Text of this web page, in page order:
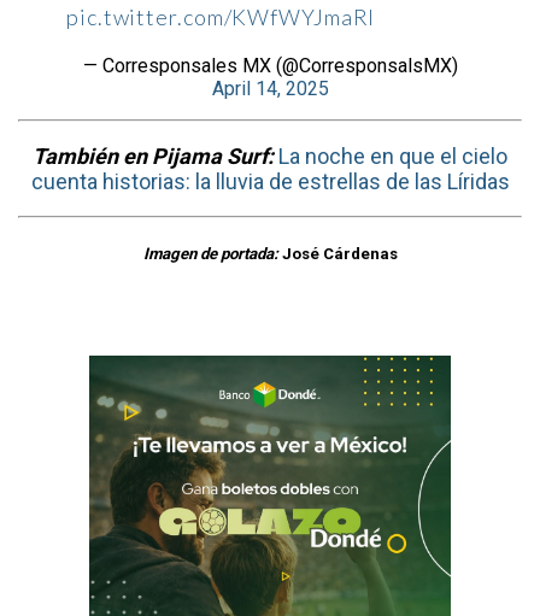
pic.twitter.com/KWfWYJmaRI
— Corresponsales MX (@CorresponsalsMX)
April 14, 2025
También en Pijama Surf: La noche en que el cielo
cuenta historias: la lluvia de estrellas de las Líridas
Imagen de portada:José Cárdenas